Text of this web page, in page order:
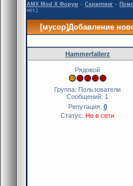
AMX Mod X Форум » Скриптинг »
нет.)
[мусор]Добавление
Hammerfallerz
Рядовой
Группа: Пользователи
Сообщений: 1
Репутация: 0
Статус: Не в сети